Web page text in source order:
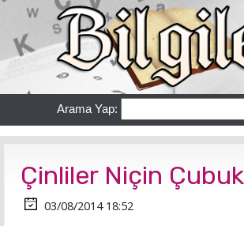
Arama Yap:
Çinliler Niçin
03/08/2014 18:52